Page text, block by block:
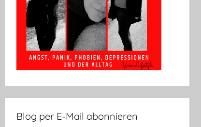
Blog per E-Mail abonnieren